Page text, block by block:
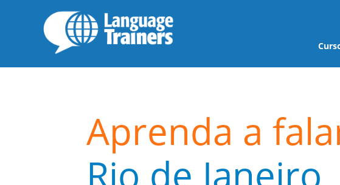
Aprenda a
Rio de Janeiro